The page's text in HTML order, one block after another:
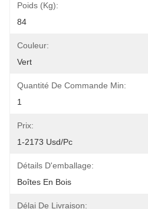
Poids (kg):
84
Couleur:
Vert
Quantité De Commande Min:
1
Prix:
1-2173 Usd/pc
Détails D'emballage:
Boîtes En Bois
Délai De Livraison: